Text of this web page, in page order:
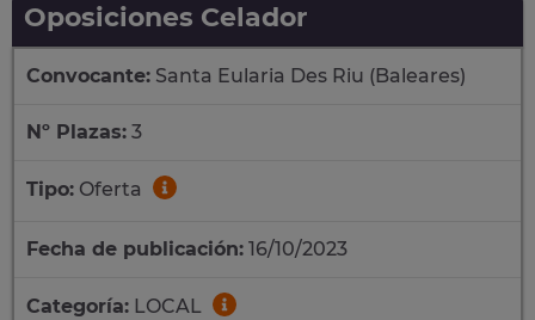
Oposiciones Celador
Convocante: Santa Eularia Des Riu (Baleares)
Nº Plazas: 3
Tipo: Oferta
Fecha de publicación: 16/10/2023
Categoría: LOCAL